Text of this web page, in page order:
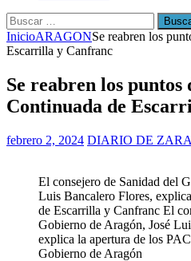
Buscar:
InicioARAGONSe reabren los
Escarrilla y Canfranc
Se reabren los puntos
Continuada de
febrero 2, 2024 DIARIO DE
El consejero de Sanidad del
Luis Bancalero Flores,
de Escarrilla y Canfranc El
Gobierno de Aragón, José
explica la apertura de los
Gobierno de Aragón